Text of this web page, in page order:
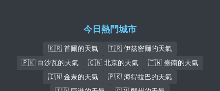
今日熱門城市
🇰🇷 首爾的天氣
🇹🇷 伊茲密爾的天氣
🇵🇰 白沙瓦的天氣
🇨🇳 北京的天氣
🇹🇼 臺南的天氣
🇮🇳 金奈的天氣
🇵🇰 海得拉巴的天氣